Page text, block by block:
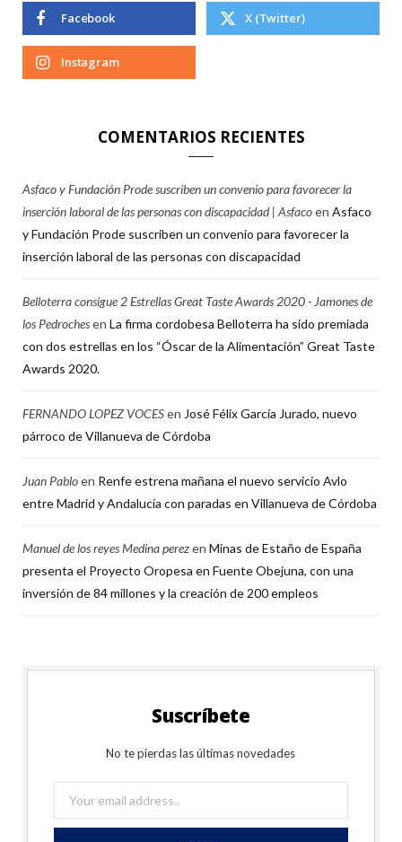
Facebook X (Twitter)
Instagram
COMENTARIOS RECIENTES
Asfaco y Fundación Prode suscriben un convenio para favorecer la
inserción laboral de las personas con discapacidad | Asfacoen Asfaco
y Fundación Prode suscriben un convenio para favorecer la
inserción laboral de las personas con discapacidad
Belloterra consigue 2 Estrellas Great Taste Awards 2020 - Jamones de
los Pedrochesen La firma cordobesa Belloterra ha sido premiada
con dos estrellas en los “Óscar de la Alimentación” Great Taste
Awards 2020.
FERNANDO LOPEZ VOCESen José Félix García Jurado, nuevo
párroco de Villanueva de Córdoba
Juan Pabloen Renfe estrena mañana el nuevo servicio Avlo
entre Madrid y Andalucía con paradas en Villanueva de Córdoba
Manuel de los reyes Medina perezen Minas de Estaño de España
presenta el Proyecto Oropesa en Fuente Obejuna, con una
inversión de 84 millones y la creación de 200 empleos
Suscríbete
No te pierdas las últimas novedades